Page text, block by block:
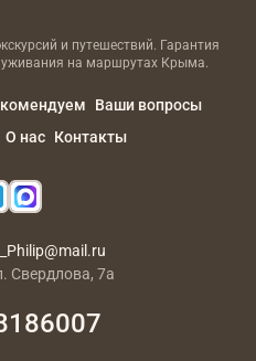
и путешествий. Гарантия
на маршрутах Крыма.
Ваши вопросы
О нас Контакты
Свердлова, 7а